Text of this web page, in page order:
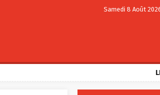
Samedi 8 Août